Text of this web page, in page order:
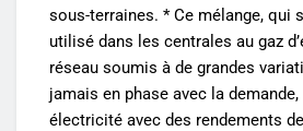
sous-terraines. * Ce mélange, qui
utilisé dans les centrales au gaz
réseau soumis à de grandes
jamais en phase avec la
électricité avec des rendements